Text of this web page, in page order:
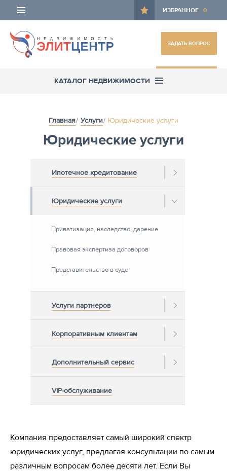
ИЗБРАННОЕ 0
ЗАДАТЬ ВОПРОС
ОСТАВИТЬ ЗАЯВКУ
КАТАЛОГ НЕДВИЖИМОСТИ
Главная Услуги Юридические услуги
Юридические услуги
Ипотечное кредитование
Юридические услуги
Приватизация, наследство, дарение
Правовая экспертиза договоров
Представительство в суде
Услуги партнеров
Корпоративным клиентам
Дополнительный сервис
VIP-обслуживание
Компания предоставляет самый широкий спектр
юридических услуг, предлагая консультации по самым
различным вопросам более десяти лет. Если Вы